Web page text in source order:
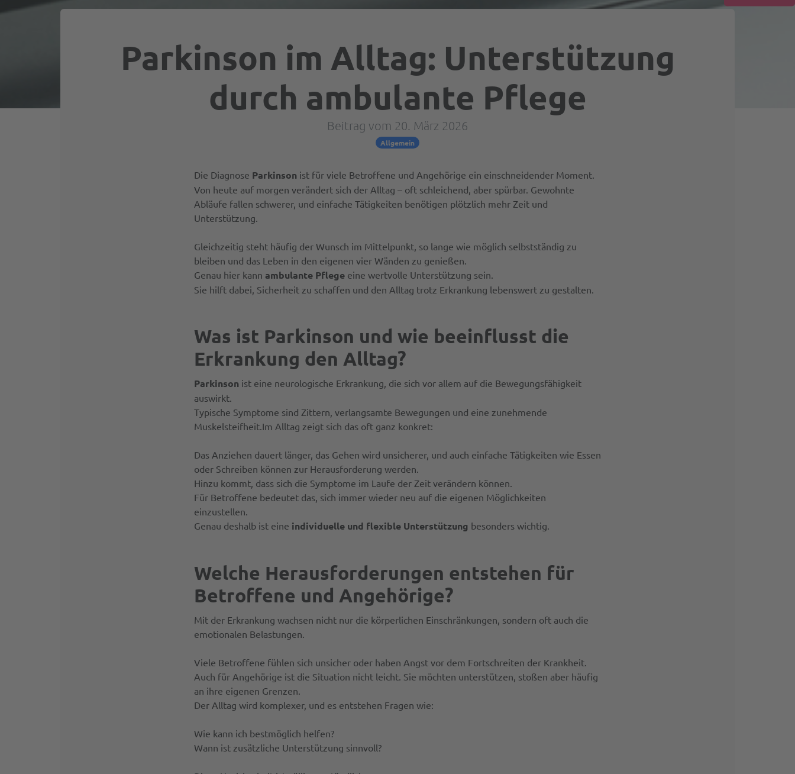
Parkinson im Alltag: Unterstützung
durch ambulante Pflege
Beitrag vom 20. März 2026
Allgemein
Die Diagnose Parkinson ist für viele Betroffene und Angehörige ein einschneidender Moment.
Von heute auf morgen verändert sich der Alltag – oft schleichend, aber spürbar. Gewohnte
Abläufe fallen schwerer, und einfache Tätigkeiten benötigen plötzlich mehr Zeit und
Unterstützung.
Gleichzeitig steht häufig der Wunsch im Mittelpunkt, so lange wie möglich selbstständig zu
bleiben und das Leben in den eigenen vier Wänden zu genießen.
Genau hier kann ambulante Pflege eine wertvolle Unterstützung sein.
Sie hilft dabei, Sicherheit zu schaffen und den Alltag trotz Erkrankung lebenswert zu gestalten.
Was ist Parkinson und wie beeinflusst die
Erkrankung den Alltag?
Parkinson ist eine neurologische Erkrankung, die sich vor allem auf die Bewegungsfähigkeit
auswirkt.
Typische Symptome sind Zittern, verlangsamte Bewegungen und eine zunehmende
Muskelsteifheit.Im Alltag zeigt sich das oft ganz konkret:
Das Anziehen dauert länger, das Gehen wird unsicherer, und auch einfache Tätigkeiten wie Essen
oder Schreiben können zur Herausforderung werden.
Hinzu kommt, dass sich die Symptome im Laufe der Zeit verändern können.
Für Betroffene bedeutet das, sich immer wieder neu auf die eigenen Möglichkeiten
einzustellen.
Genau deshalb ist eine individuelle und flexible Unterstützung besonders wichtig.
Welche Herausforderungen entstehen für
Betroffene und Angehörige?
Mit der Erkrankung wachsen nicht nur die körperlichen Einschränkungen, sondern oft auch die
emotionalen Belastungen.
Viele Betroffene fühlen sich unsicher oder haben Angst vor dem Fortschreiten der Krankheit.
Auch für Angehörige ist die Situation nicht leicht. Sie möchten unterstützen, stoßen aber häufig
an ihre eigenen Grenzen.
Der Alltag wird komplexer, und es entstehen Fragen wie:
Wie kann ich bestmöglich helfen?
Wann ist zusätzliche Unterstützung sinnvoll?